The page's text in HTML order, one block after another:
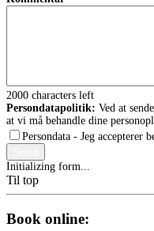
2000 characters left
Persondatapolitik: Ved at
at vi må behandle dine
Persondata - Jeg accepterer
Initializing form...
Til top
Book online: